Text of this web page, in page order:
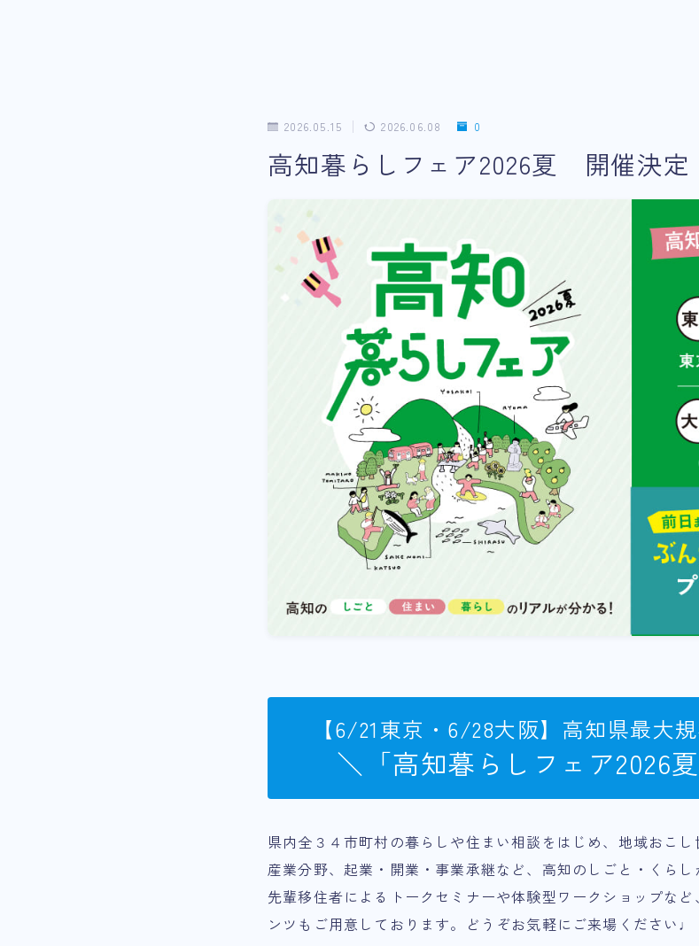
2026.05.15 2026.06.08 0
高知暮らしフェア2026夏 開催決定
【6/21東京・6/28大阪】高知県最大
＼「高知暮らしフェア2026
県内全３４市町村の暮らしや住まい相談をはじめ、地域おこ
産業分野、起業・開業・事業承継など、高知のしごと・くらし
先輩移住者によるトークセミナーや体験型ワークショップな
ンツもご用意しております。どうぞお気軽にご来場ください♩